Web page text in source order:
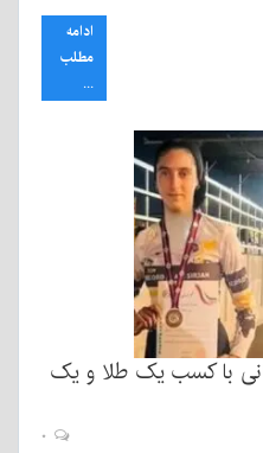
ادامه
مطلب
...
با کسب یک طلا و یک